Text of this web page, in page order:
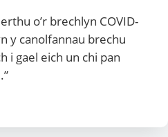
o’r brechlyn COVID-
y canolfannau brechu
i gael eich un chi pan